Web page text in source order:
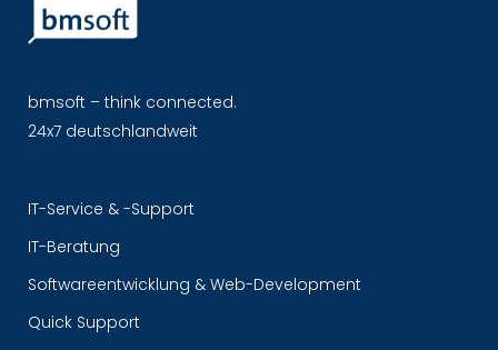
bmsoft – think connected.
24x7 deutschlandweit
IT-Service & -Support
IT-Beratung
Softwareentwicklung & Web-Development
Quick Support